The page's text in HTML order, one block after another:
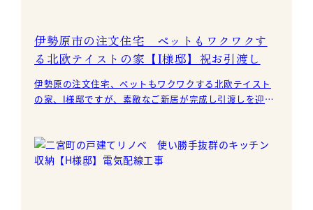
伊勢原市の注文住宅 ペットもワクワクす
る北欧テイストの家【I様邸】祝お引渡し
伊勢原の注文住宅、ペットもワクワクする北欧テイスト
の家、I様邸ですが、素敵なご新居が完成し引渡しを迎え